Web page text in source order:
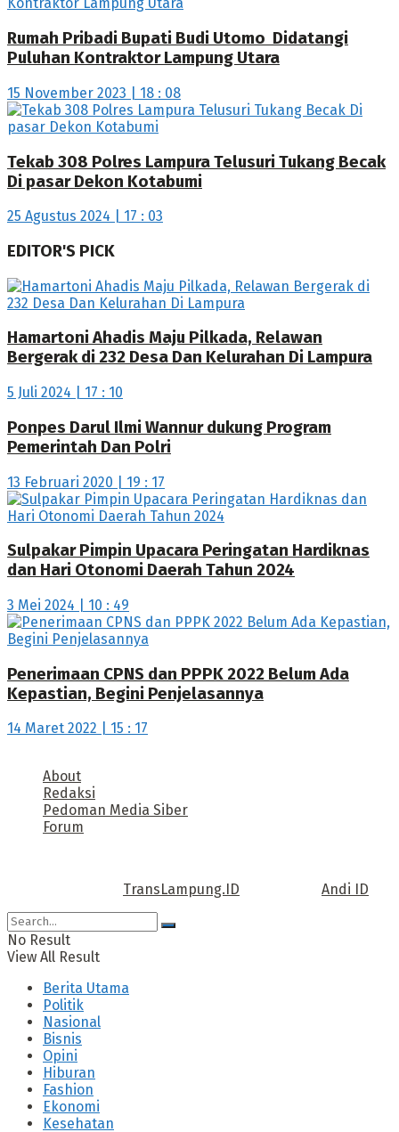
Rumah Pribadi Bupati Budi Utomo Didatangi
Puluhan Kontraktor Lampung Utara
15 November 2023 | 18 : 08
Tekab 308 Polres Lampura Telusuri Tukang Becak
Di pasar Dekon Kotabumi
25 Agustus 2024 | 17 : 03
EDITOR'S PICK
Hamartoni Ahadis Maju Pilkada, Relawan
Bergerak di 232 Desa Dan Kelurahan Di Lampura
5 Juli 2024 | 17 : 10
Ponpes Darul Ilmi Wannur dukung Program
Pemerintah Dan Polri
13 Februari 2020 | 19 : 17
Sulpakar Pimpin Upacara Peringatan Hardiknas
dan Hari Otonomi Daerah Tahun 2024
3 Mei 2024 | 10 : 49
Penerimaan CPNS dan PPPK 2022 Belum Ada
Kepastian, Begini Penjelasannya
14 Maret 2022 | 15 : 17
About
Redaksi
Pedoman Media Siber
Forum
TransLampung.ID Andi ID
No Result
View All Result
Berita Utama
Politik
Nasional
Bisnis
Opini
Hiburan
Fashion
Ekonomi
Kesehatan